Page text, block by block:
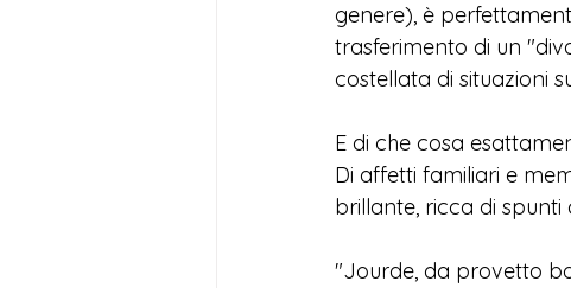
genere), è
trasferimento di un
costellata di situazioni
E di che cosa
Di affetti familiari e
brillante, ricca di
"Jourde, da provetto